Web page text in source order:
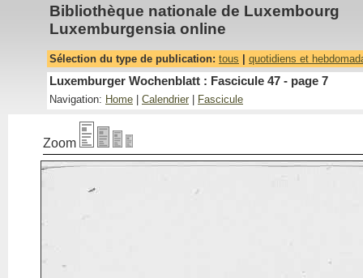
Bibliothèque nationale de Luxembourg
Luxemburgensia online
Sélection du type de publication: tous quotidiens et
Luxemburger Wochenblatt : Fascicule 47 - page 7
Navigation: Home Calendrier Fascicule
Zoom